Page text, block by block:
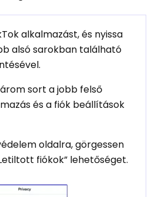
alkalmazást, és nyissa
alsó sarokban található
sort a jobb felső
és a fiók beállítások
oldalra, görgessen
fiókok” lehetőséget.